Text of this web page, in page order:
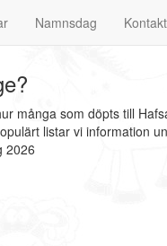
Namnsdag Kontakt
många som döpts till
listar vi information
2026